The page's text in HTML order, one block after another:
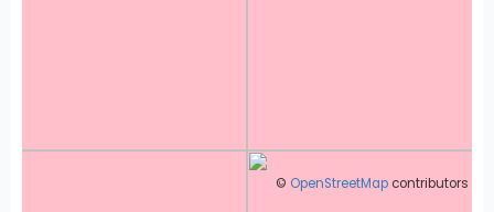
© OpenStreetMap contributors